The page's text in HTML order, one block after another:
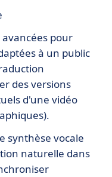
pour
à un public
des versions
d'une vidéo
synthèse vocale
naturelle dans